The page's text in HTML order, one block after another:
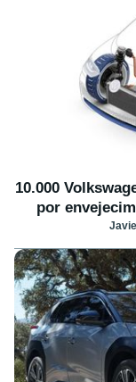
10.000
por